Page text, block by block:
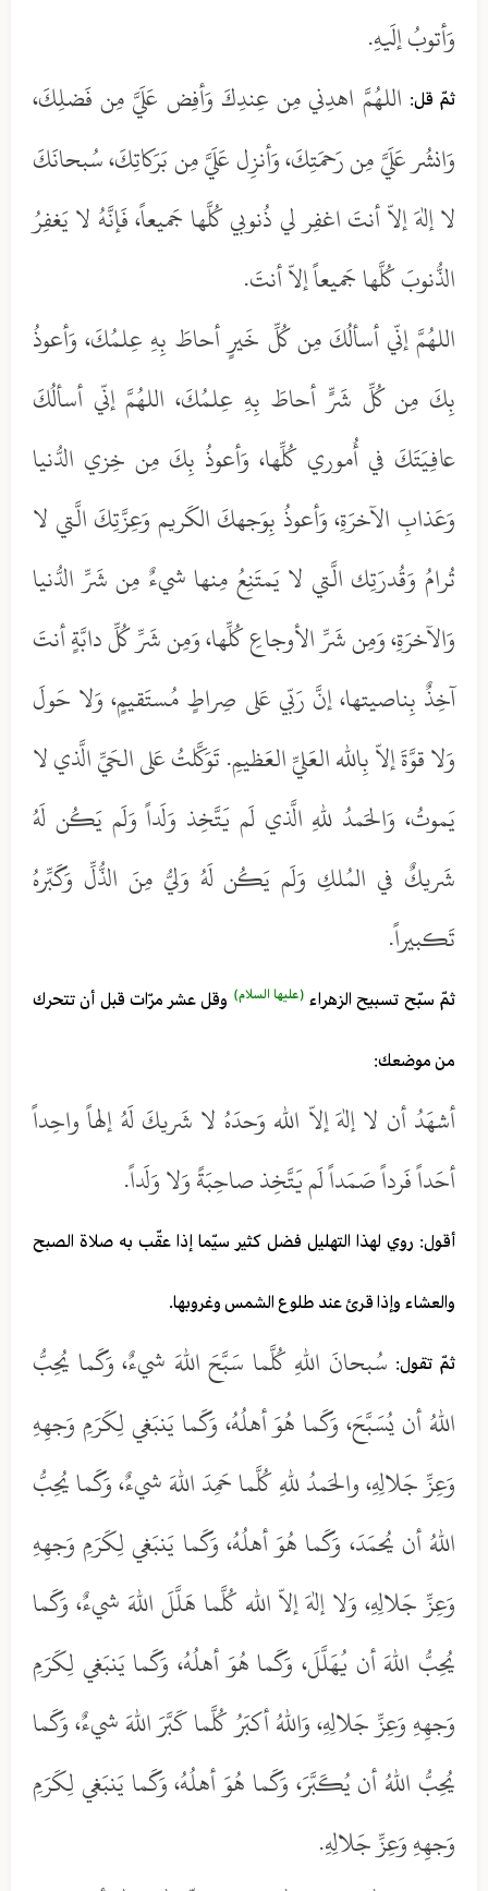
وَأتوبُ إلَيهِ.
ثمّ قل: اللهُمَّ اهدِني مِن عِندِكَ وَأفِض عَلَيَّ مِن فَضلِكَ،
وَانشُر عَلَيَّ مِن رَحمَتِكَ، وَأنزِل عَلَيَّ مِن بَرَكاتِكَ، سُبحانَكَ
لا إلهَ إلاّ أنتَ اغفِر لي ذُنوبي كُلَّها جَميعاً، فَإنَّهُ لا يَغفِرُ
الذُّنوبَ كُلَّها جَميعاً إلاّ أنتَ.
اللهُمَّ إنّي أسألُكَ مِن كُلِّ خَيرٍ أحاطَ بِهِ عِلمُكَ، وَأعوذُ
بِكَ مِن كُلِّ شَرٍّ أحاطَ بِهِ عِلمُكَ، اللهُمَّ إنّي أسألُكَ
عافِيَتَكَ في أُموري كُلِّها، وَأعوذُ بِكَ مِن خِزي الدُّنيا
وَعَذابِ الآخرَةِ، وَأعوذُ بِوَجهكَ الكَريم وَعِزَّتِكَ الَّتي لا
تُرامُ وَقُدرَتِك الَّتي لا يَمتَنِعُ مِنها شيءٌ مِن شَرِّ الدُّنيا
وَالآخرَةِ، وَمِن شَرِّ الأوجاعِ كُلِّها، وَمِن شَرِّ كُلِّ دابَّةٍ أنتَ
آخِذٌ بِناصيتها، إنَّ رَبّي عَلى صِراطٍ مُستَقيمٍ، وَلا حَولَ
وَلا قوَّةَ إلاّ بِالله العَليِّ العَظيمِ. تَوَكَّلتُ عَلى الحَيِّ الَّذي لا
يَموتُ، وَالحَمدُ للهِ الَّذي لَم يَتَّخِذ وَلَداً وَلَم يَكُن لَهُ
شَريكٌ في المُلكِ وَلَم يَكُن لَهُ وَليُّ مِنَ الذُّلِّ وَكَبِّرهُ
تَكبيراً.
ثمّ سبّح تسبيح الزهراء (عليها السلام) وقل عشر مرّات قبل أن تتحرك
من موضعك:
أشهَدُ أن لا إلهَ إلاّ الله وَحدَهُ لا شَريكَ لَهُ إلهاً واحِداً
أحَداً فَرداً صَمَداً لَم يَتَّخِذ صاحِبَةً وَلا وَلَداً.
أقول: روي لهذا التهليل فضل كثير سيّما إذا عقّب به صلاة الصبح
والعشاء وإذا قرئ عند طلوع الشمس وغروبها.
ثمّ تقول: سُبحانَ اللهِ كُلَّما سَبَّحَ اللهَ شيءٌ، وَكَما يُحِبُّ
اللهُ أن يُسَبَّحَ، وَكَما هُوَ أهلُهُ، وَكَما يَنبَغي لِكَرَمِ وَجهِهِ
وَعِزِّ جَلالِهِ، والحَمدُ للهِ كُلَّما حَمِدَ اللهَ شيءٌ، وَكَما يُحِبُّ
اللهُ أن يُحمَدَ، وَكَما هُوَ أهلُهُ، وَكَما يَنبَغي لِكَرَمِ وَجهِهِ
وَعِزِّ جَلالِهِ، وَلا إلهَ إلاّ الله كُلَّما هَلَّلَ اللهَ شيءٌ، وَكَما
يُحِبُّ اللهَ أن يُهَلَّلَ، وَكَما هُوَ أهلُهُ، وَكَما يَنبَغي لِكَرَمِ
وَجهِهِ وَعِزِّ جَلالِهِ، وَاللهُ أكبَرُ كُلَّما كَبَّرَ اللهَ شيءٌ، وَكَما
يُحِبُّ اللهُ أن يُكَبَّرَ، وَكَما هُوَ أهلُهُ، وَكَما يَنبَغي لِكَرَمِ
وَجهِهِ وَعِزِّ جَلالِهِ.